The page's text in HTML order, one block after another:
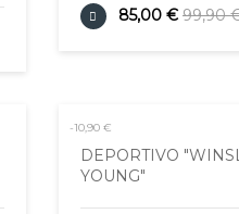
85,00 € 99,90
-10,90 €
DEPORTIVO
YOUNG"